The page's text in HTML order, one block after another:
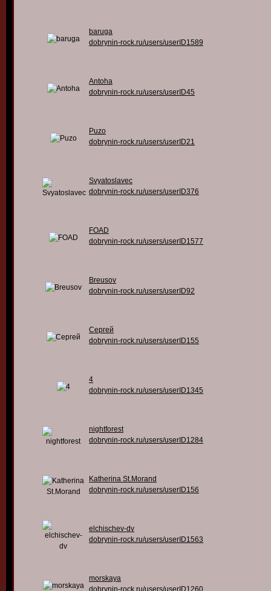
baruga
dobrynin-rock.ru/users/userID1589
Antoha
dobrynin-rock.ru/users/userID45
Puzo
dobrynin-rock.ru/users/userID21
Svyatoslavec
dobrynin-rock.ru/users/userID376
FOAD
dobrynin-rock.ru/users/userID1577
Breusov
dobrynin-rock.ru/users/userID92
Сергей
dobrynin-rock.ru/users/userID155
4
dobrynin-rock.ru/users/userID1345
nightforest
dobrynin-rock.ru/users/userID1284
Katherina St.Morand
dobrynin-rock.ru/users/userID156
elchischev-dv
dobrynin-rock.ru/users/userID1563
morskaya
dobrynin-rock.ru/users/userID1260